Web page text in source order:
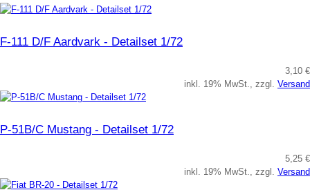
F-111 D/F Aardvark - Detailset 1/72
3,10 €
inkl. 19% MwSt., zzgl. Versand
P-51B/C Mustang - Detailset 1/72
5,25 €
inkl. 19% MwSt., zzgl. Versand